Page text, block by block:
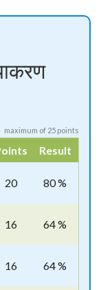
maximum of 25 points
Result
20 80 %
16 64 %
16 64 %